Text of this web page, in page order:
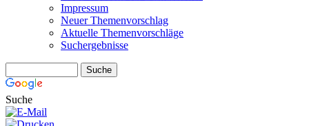
Impressum
Neuer Themenvorschlag
Aktuelle Themenvorschläge
Suchergebnisse
Suche